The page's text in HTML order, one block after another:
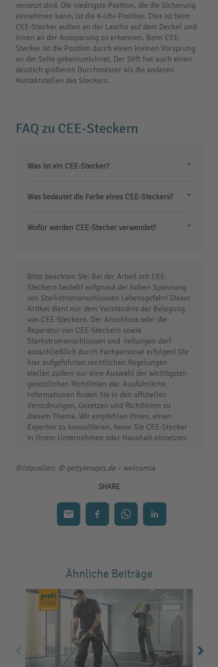
versetzt sind. Die niedrigste Position, die die Sicherung
einnehmen kann, ist die 6-Uhr-Position. Dies ist beim
CEE-Stecker außen an der Lasche auf dem Deckel und
innen an der Aussparung zu erkennen. Beim CEE-
Stecker ist die Position durch einen kleinen Vorsprung
an der Seite gekennzeichnet. Der Stift hat auch einen
deutlich größeren Durchmesser als die anderen
Kontaktstellen des Steckers.
FAQ zu CEE-Steckern
Was ist ein CEE-Stecker?
Was bedeutet die Farbe eines CEE-Steckers?
Wofür werden CEE-Stecker verwendet?
Bitte beachten Sie: Bei der Arbeit mit CEE-
Steckern besteht aufgrund der hohen Spannung
von Starkstromanschlüssen Lebensgefahr! Dieser
Artikel dient nur dem Verständnis der Belegung
von CEE-Steckern. Der Anschluss oder die
Reparatur von CEE-Steckern sowie
Starkstromanschlüssen und -leitungen darf
ausschließlich durch Fachpersonal erfolgen! Die
hier aufgeführten rechtlichen Regelungen
stellen zudem nur eine Auswahl der wichtigsten
gesetzlichen Richtlinien dar. Ausführliche
Informationen finden Sie in den offiziellen
Verordnungen, Gesetzen und Richtlinien zu
diesem Thema. Wir empfehlen Ihnen, einen
Experten zu konsultieren, bevor Sie CEE-Stecker
in Ihrem Unternehmen oder Haushalt einsetzen.
Bildquellen: © gettyimages.de – welcomia
SHARE
Ähnliche Beiträge